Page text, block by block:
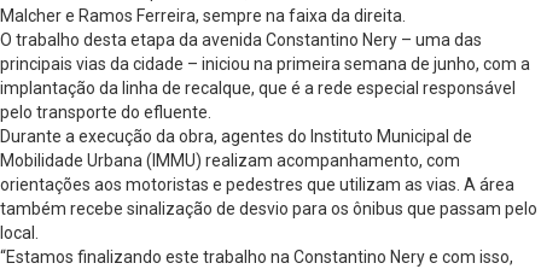
Malcher e Ramos Ferreira, sempre na faixa da direita.
O trabalho desta etapa da avenida Constantino Nery – uma das
principais vias da cidade – iniciou na primeira semana de junho, com a
implantação da linha de recalque, que é a rede especial responsável
pelo transporte do efluente.
Durante a execução da obra, agentes do Instituto Municipal de
Mobilidade Urbana (IMMU) realizam acompanhamento, com
orientações aos motoristas e pedestres que utilizam as vias. A área
também recebe sinalização de desvio para os ônibus que passam pelo
local.
“Estamos finalizando este trabalho na Constantino Nery e com isso,